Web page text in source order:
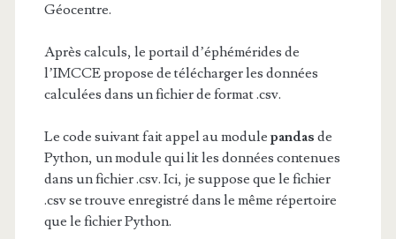
Géocentre.
Après calculs, le portail d’éphémérides de
l’IMCCE propose de télécharger les données
calculées dans un fichier de format .csv.
Le code suivant fait appel au module pandas de
Python, un module qui lit les données contenues
dans un fichier .csv. Ici, je suppose que le fichier
.csv se trouve enregistré dans le même répertoire
que le fichier Python.